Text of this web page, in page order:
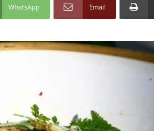
WhatsApp Email